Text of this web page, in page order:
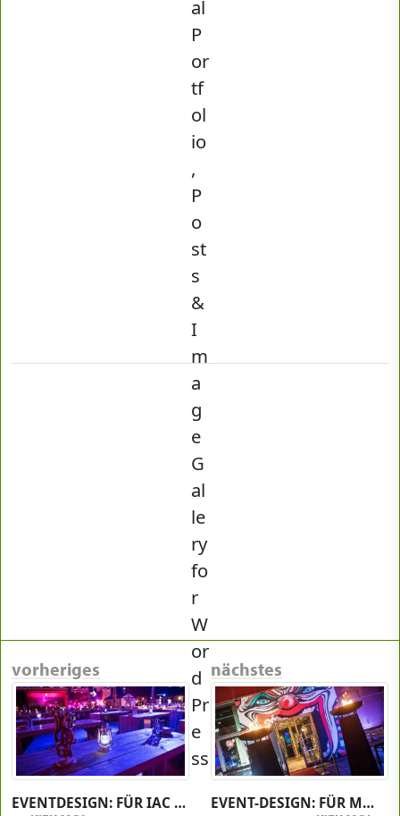
vorheriges
EVENTDESIGN: FÜR IAC KONGRESS
nächstes
EVENT-DESIGN: FÜR MULTIMEDIA AGENTUR